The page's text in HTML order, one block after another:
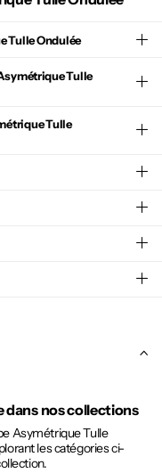
Tulle Ondulée
Tulle
Tulle
dans nos collections
Asymétrique Tulle
les catégories ci-